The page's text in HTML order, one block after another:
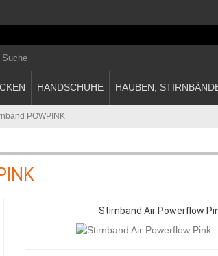
HANDSCHUHE HAUBEN,
POWPINK
Stirnband Air Powerflow